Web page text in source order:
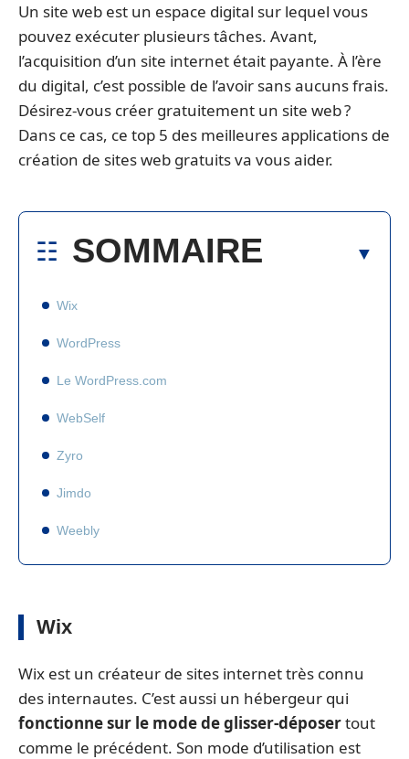
Un site web est un espace digital sur lequel vous
pouvez exécuter plusieurs tâches. Avant,
l’acquisition d’un site internet était payante. À l’ère
du digital, c’est possible de l’avoir sans aucuns frais.
Désirez-vous créer gratuitement un site web ?
Dans ce cas, ce top 5 des meilleures applications de
création de sites web gratuits va vous aider.
SOMMAIRE
Wix
WordPress
Le WordPress.com
WebSelf
Zyro
Jimdo
Weebly
Wix
Wix est un créateur de sites internet très connu
des internautes. C’est aussi un hébergeur qui
fonctionne sur le mode de glisser-déposertout
comme le précédent. Son mode d’utilisation est